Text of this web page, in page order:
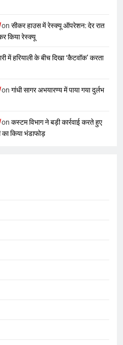
on सीकर हाउस में रेस्क्यू ऑपरेशन: देर रात
किया रेस्क्यू
में हरियाली के बीच दिखा ‘कैटवॉक’ करता
on गांधी सागर अभयारण्य में पाया गया दुर्लभ
on कस्टम विभाग ने बड़ी कार्रवाई करते हुए
किया भंडाफोड़